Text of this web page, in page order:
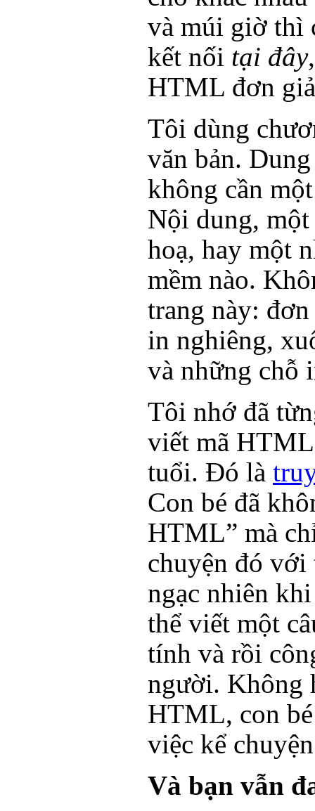
và múi giờ thì
kết nối tại đây
HTML đơn
Tôi dùng
văn bản.
không cần
Nội dung,
hoạ, hay một
mềm nào.
trang này:
in nghiêng,
và những chỗ
Tôi nhớ đã
viết mã
tuổi. Đó là
Con bé đã
HTML” mà
chuyện đó
ngạc nhiên
thể viết một
tính và rồi
người. Không
HTML, con
việc kể
Và bạn vẫn